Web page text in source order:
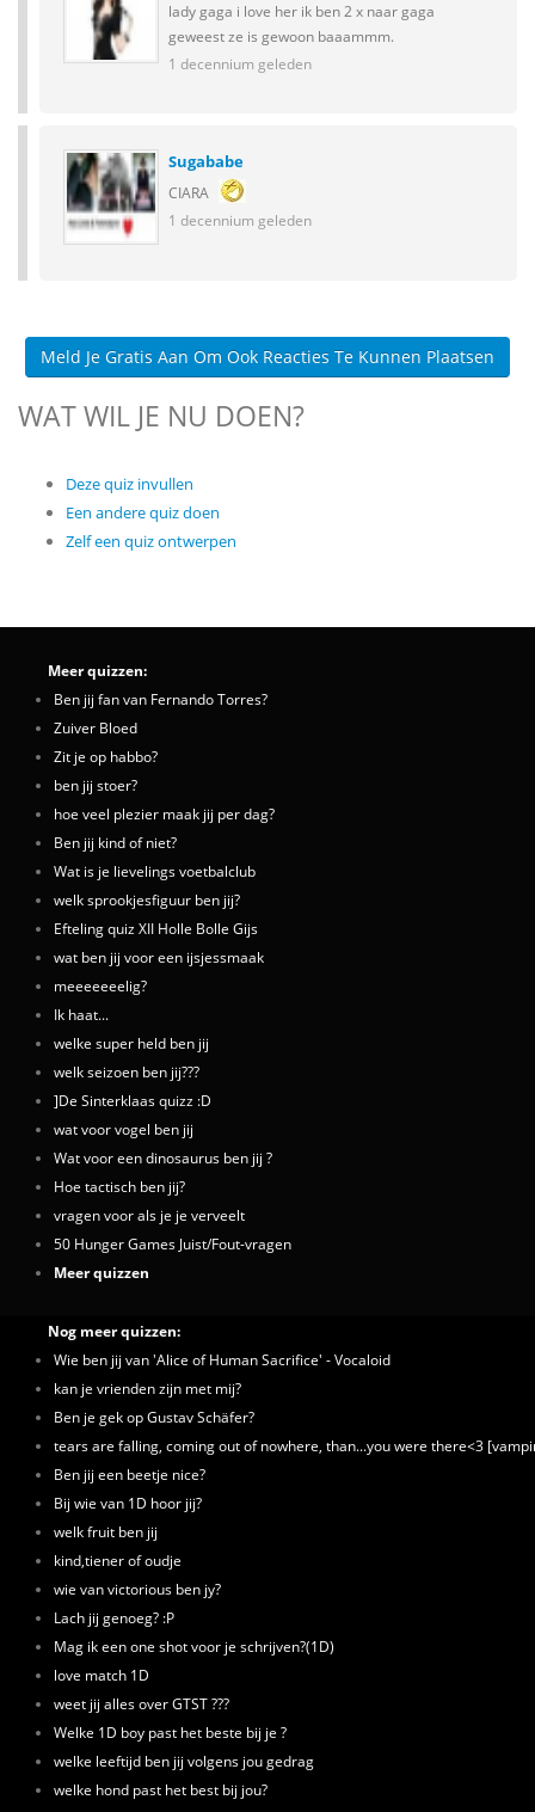
lady gaga i love her ik ben 2 x naar gaga
geweest ze is gewoon baaammm.
1 decennium geleden
Sugababe
CIARA
1 decennium geleden
Meld Je Gratis Aan Om Ook Reacties Te Kunnen Plaatsen
WAT WIL JE NU DOEN?
Deze quiz invullen
Een andere quiz doen
Zelf een quiz ontwerpen
Meer quizzen:
Ben jij fan van Fernando Torres?
Zuiver Bloed
Zit je op habbo?
ben jij stoer?
hoe veel plezier maak jij per dag?
Ben jij kind of niet?
Wat is je lievelings voetbalclub
welk sprookjesfiguur ben jij?
Efteling quiz XII Holle Bolle Gijs
wat ben jij voor een ijsjessmaak
meeeeeeelig?
Ik haat...
welke super held ben jij
welk seizoen ben jij???
]De Sinterklaas quizz :D
wat voor vogel ben jij
Wat voor een dinosaurus ben jij ?
Hoe tactisch ben jij?
vragen voor als je je verveelt
50 Hunger Games Juist/Fout-vragen
Meer quizzen
Nog meer quizzen:
Wie ben jij van 'Alice of Human Sacrifice' - Vocaloid
kan je vrienden zijn met mij?
Ben je gek op Gustav Schäfer?
tears are falling, coming out of nowhere, than...you were there<3
Ben jij een beetje nice?
Bij wie van 1D hoor jij?
welk fruit ben jij
kind,tiener of oudje
wie van victorious ben jy?
Lach jij genoeg? :P
Mag ik een one shot voor je schrijven?(1D)
love match 1D
weet jij alles over GTST ???
Welke 1D boy past het beste bij je ?
welke leeftijd ben jij volgens jou gedrag
welke hond past het best bij jou?